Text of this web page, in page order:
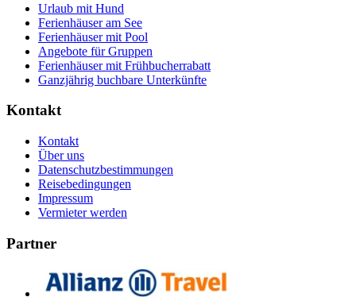
Urlaub mit Hund
Ferienhäuser am See
Ferienhäuser mit Pool
Angebote für Gruppen
Ferienhäuser mit Frühbucherrabatt
Ganzjährig buchbare Unterkünfte
Kontakt
Kontakt
Über uns
Datenschutzbestimmungen
Reisebedingungen
Impressum
Vermieter werden
Partner